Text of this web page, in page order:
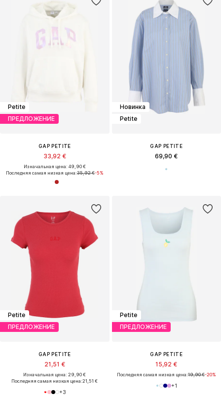
Petite
ПРЕДЛОЖЕНИЕ
GAP PETITE
33,92 €
Изначальная цена: 49,90 €
Последняя самая низкая цена:35,92 €-5%
Новинка
Petite
GAP PETITE
69,90 €
Petite
ПРЕДЛОЖЕНИЕ
GAP PETITE
21,51 €
Изначальная цена: 29,90 €
Последняя самая низкая цена:21,51 €
+3
Petite
ПРЕДЛОЖЕНИЕ
GAP PETITE
15,92 €
Последняя самая низкая цена:19,90 €-20%
+1